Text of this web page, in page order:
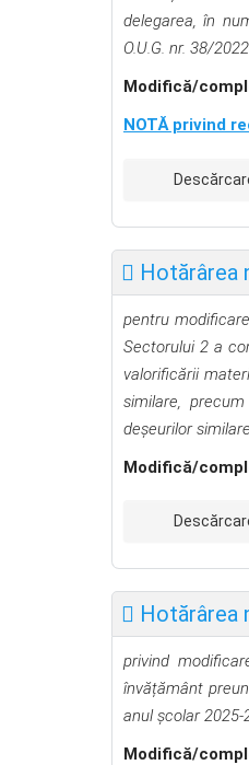
delegarea, în
O.U.G. nr. 38/2022
Modifică/
NOTĂ privind
Hotărârea
pentru
Sectorului 2 a
valorificării
similare,
deșeurilor
Modifică/
Hotărârea
privind
învățământ
anul școlar
Modifică/